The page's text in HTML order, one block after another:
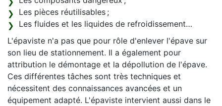
Les pièces réutilisables ;
Les fluides et les liquides de refroidissement…
L'épaviste n'a pas que pour rôle d'enlever l'épave sur
son lieu de stationnement. Il a également pour
attribution le démontage et la dépollution de l'épave.
Ces différentes tâches sont très techniques et
nécessitent des connaissances avancées et un
équipement adapté. L'épaviste intervient aussi dans le